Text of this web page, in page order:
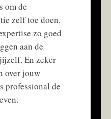
om de
zelf toe doen.
zo goed
aan de
En zeker
over jouw
professional de